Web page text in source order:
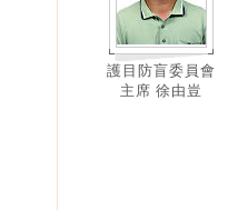
護目防盲委員會
主席 徐由豈